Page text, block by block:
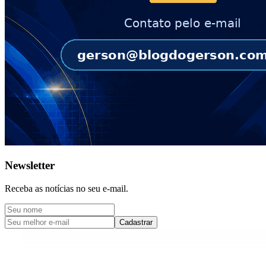
Newsletter
Receba as notícias no seu e-mail.
Cadastrar